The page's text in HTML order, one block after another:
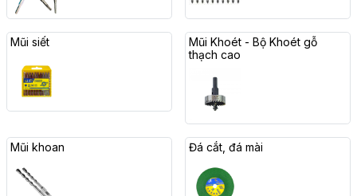
Mũi siết
Mũi Khoét - Bộ Khoét gỗ
thạch cao
Mũi khoan Đá cắt, đá mài